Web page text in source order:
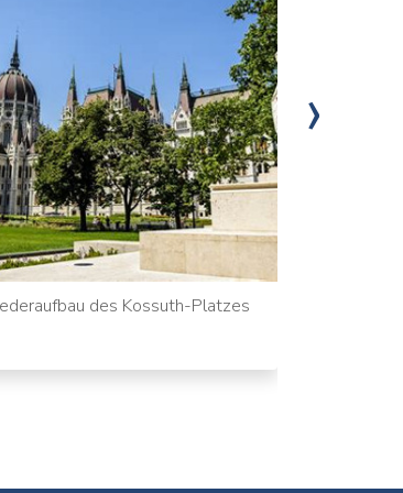
des Kossuth-Platzes
›